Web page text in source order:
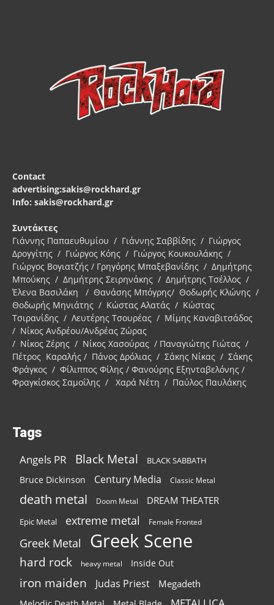
Contact
advertising:sakis@rockhard.gr
Info: sakis@rockhard.gr
Συντάκτες
Γιάννης Παπαευθυμίου / Γιάννης Σαββίδης / Γιώργος
Δρογγίτης / Γιώργος Κόης / Γιώργος Κουκουλάκης /
Γιώργος Βογιατζής / Γρηγόρης Μπαξεβανίδης / Δημήτρης
Μπούκης / Δημήτρης Σειρηνάκης / Δημήτρης Τσέλλος /
Έλενα Βασιλάκη / Θανάσης Μπόγρης/ Θοδωρής Κλώνης /
Θοδωρής Μηνιάτης / Κώστας Αλατάς / Κώστας
Τσιρανίδης / Λευτέρης Τσουρέας / Μίμης Καναβιτσάδος
/ Νίκος Ανδρέου/Ανδρέας Ζώρας
/ Νίκος Ζέρης / Νίκος Χασούρας / Παναγιώτης Γιώτας /
Πέτρος Καραλής / Πάνος Δρόλιας / Σάκης Νίκας / Σάκης
Φράγκος / Φίλιππος Φίλης / Φανούρης Εξηνταβελόνης /
Φραγκίσκος Σαμοΐλης / Χαρά Νέτη / Παύλος Παυλάκης
Tags
Angels PR Black Metal BLACK SABBATH
Bruce Dickinson Century Media Classic Metal
death metal Doom Metal DREAM THEATER
Epic Metal extreme metal Female Fronted
Greek Metal Greek Scene
hard rock heavy metal Inside Out
iron maiden Judas Priest Megadeth